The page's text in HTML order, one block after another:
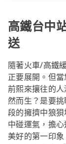
高鐵台中
送
隨著火車/高鐵
正要展開。但
前熙來攘往的
然而生？是要
段的擁擠中狼
中碰運氣，擔
美好的第一印